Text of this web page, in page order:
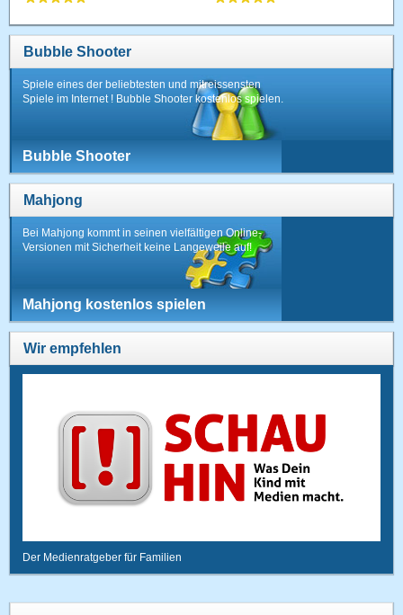
Bubble Shooter
Spiele eines der beliebtesten und mitreissensten
Spiele im Internet ! Bubble Shooter kostenlos spielen.
Bubble Shooter
Mahjong
Bei Mahjong kommt in seinen vielfältigen Online-
Versionen mit Sicherheit keine Langeweile auf!
Mahjong kostenlos spielen
Wir empfehlen
Der Medienratgeber für Familien